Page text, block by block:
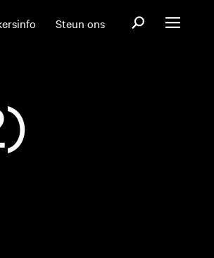
Steun ons OpenOpen menu